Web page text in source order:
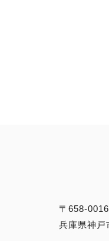
〒658-0016
兵庫県神戸